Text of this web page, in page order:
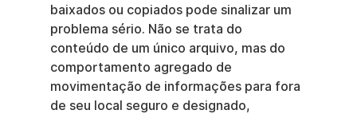
baixados ou copiados pode sinalizar um
problema sério. Não se trata do
conteúdo de um único arquivo, mas do
comportamento agregado de
movimentação de informações para fora
de seu local seguro e designado,